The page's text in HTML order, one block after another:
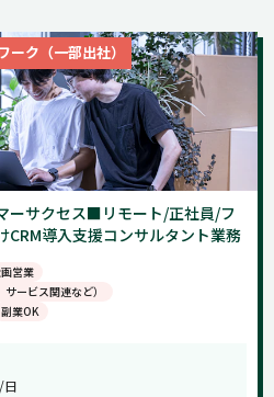
週5日
土日祝のみ
ーク（一部出社）
ーサクセス■リモート/正社員/フ
導入支援コンサルタント業務
営業
ービス関連など）
副業OK